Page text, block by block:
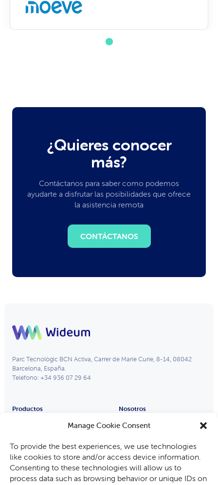
Manage Cookie Consent
To provide the best experiences, we use technologies
like cookies to store and/or access device information.
Consenting to these technologies will allow us to
process data such as browsing behavior or unique IDs on
¿Quieres conocer
más?
Contáctanos para saber como podemos
ayudarte a disfrutar las posibilidades que ofrece
la asistencia remota
CONTÁCTANOS
Parc Tecnològic BCN Activa, Carrer de Marie Curie, 8-14, 08042
Barcelona, España.
Teléfono: +34 936 07 29 64
Productos
Gafas Inteligentes
Industrias
Fabricantes de equipos
Nosotros
Partners
Trabaja con nosotros